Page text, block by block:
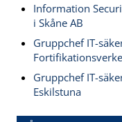
Information
i Skåne AB
Gruppchef IT-
Gruppchef IT-
Eskilstuna